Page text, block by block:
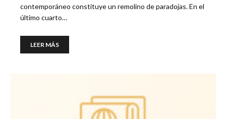
contemporáneo constituye un remolino de paradojas. En el
último cuarto…
LEER MÁS